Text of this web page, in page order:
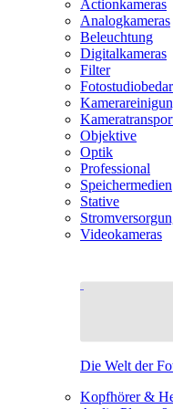
Actionkameras
Analogkameras
Beleuchtung
Digitalkameras
Filter
Objektive
Optik
Professional
Speichermedien
Stative
Videokameras
Die Welt der
Kopfhörer &